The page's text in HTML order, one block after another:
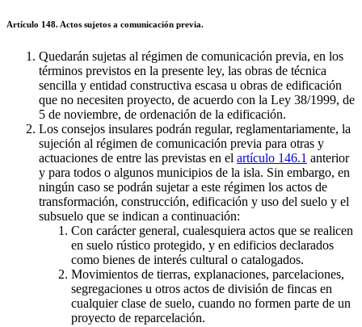
Artículo 148. Actos sujetos a comunicación previa.
Quedarán sujetas al régimen de comunicación previa, en los
términos previstos en la presente ley, las obras de técnica
sencilla y entidad constructiva escasa u obras de edificación
que no necesiten proyecto, de acuerdo con la Ley 38/1999, de
5 de noviembre, de ordenación de la edificación.
Los consejos insulares podrán regular, reglamentariamente, la
sujeción al régimen de comunicación previa para otras y
actuaciones de entre las previstas en el artículo 146.1 anterior
y para todos o algunos municipios de la isla. Sin embargo, en
ningún caso se podrán sujetar a este régimen los actos de
transformación, construcción, edificación y uso del suelo y el
subsuelo que se indican a continuación:
Con carácter general, cualesquiera actos que se realicen
en suelo rústico protegido, y en edificios declarados
como bienes de interés cultural o catalogados.
Movimientos de tierras, explanaciones, parcelaciones,
segregaciones u otros actos de división de fincas en
cualquier clase de suelo, cuando no formen parte de un
proyecto de reparcelación.